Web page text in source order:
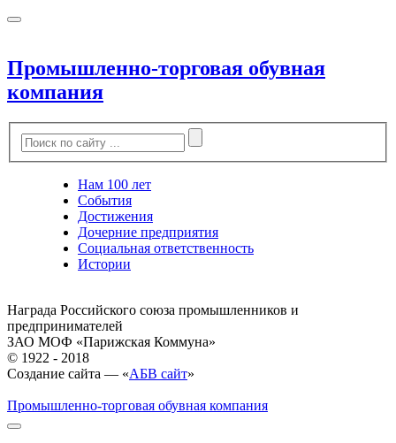
Промышленно-торговая обувная
компания
Нам 100 лет
События
Достижения
Дочерние предприятия
Социальная ответственность
Истории
Награда Российского союза промышленников и
предпринимателей
ЗАО МОФ «Парижская Коммуна»
© 1922 - 2018
Создание сайта — «АБВ сайт»
Промышленно-торговая обувная компания